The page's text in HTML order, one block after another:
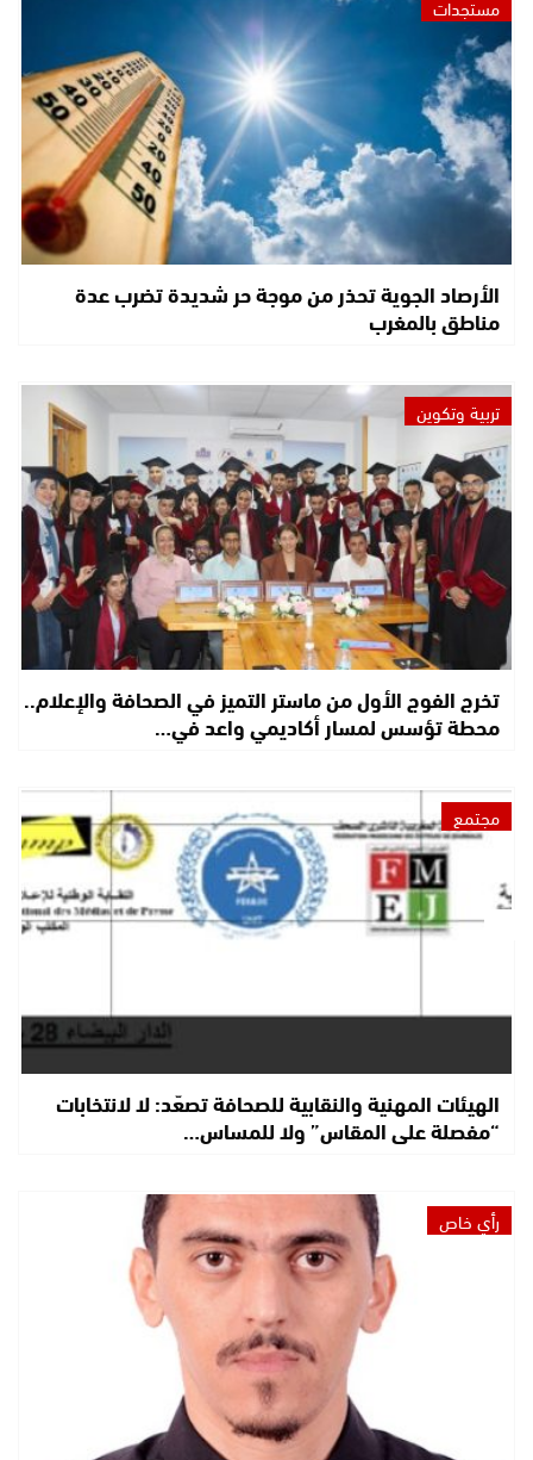
مستجدات
الأرصاد الجوية تحذر من موجة حر شديدة تضرب عدة
مناطق بالمغرب
تربية وتكوين
تخرج الفوج الأول من ماستر التميز في الصحافة والإعلام..
محطة تؤسس لمسار أكاديمي واعد في…
مجتمع
الهيئات المهنية والنقابية للصحافة تصعّد: لا لانتخابات
“مفصلة على المقاس” ولا للمساس…
رأي خاص